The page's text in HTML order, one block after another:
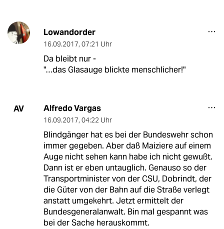
Lowandorder
16.09.2017, 07:21 Uhr
Da bleibt nur -
"…das Glasauge blickte menschlicher!"
AV Alfredo Vargas
16.09.2017, 04:22 Uhr
Blindgänger hat es bei der Bundeswehr schon
immer gegeben. Aber daß Maiziere auf einem
Auge nicht sehen kann habe ich nicht gewußt.
Dann ist er eben untauglich. Genauso so der
Transportminister von der CSU, Dobrindt, der
die Güter von der Bahn auf die Straße verlegt
anstatt umgekehrt. Jetzt ermittelt der
Bundesgeneralanwalt. Bin mal gespannt was
bei der Sache herauskommt.